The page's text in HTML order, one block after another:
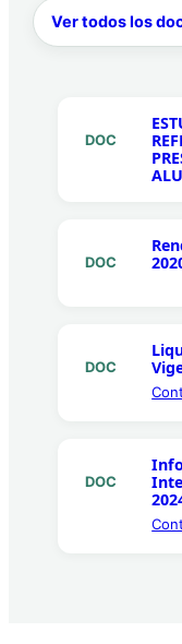
Ver todos los
DOC
DOC
DOC
DOC